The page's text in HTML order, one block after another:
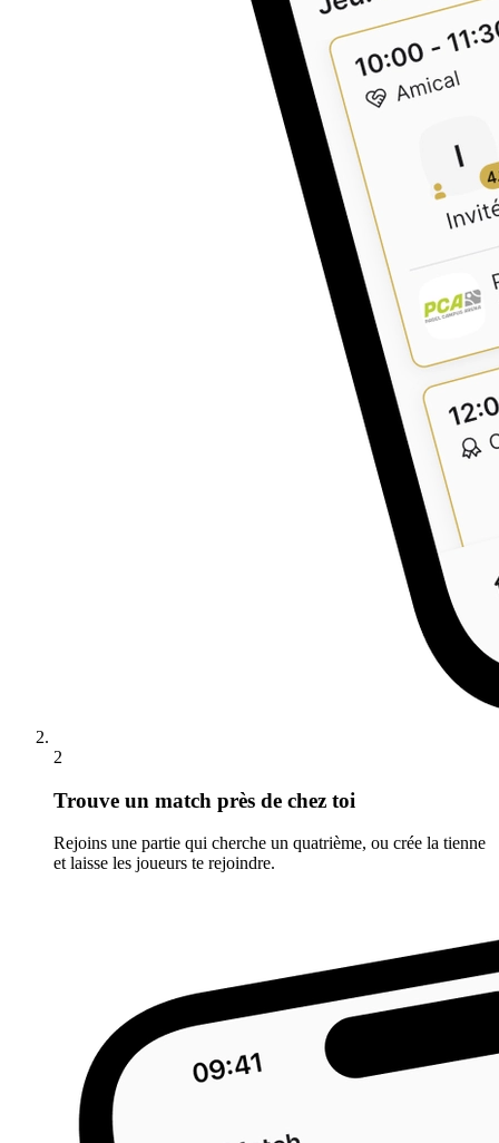
2
Trouve un match près de chez toi
Rejoins une partie qui cherche un quatrième, ou crée la tienne
et laisse les joueurs te rejoindre.